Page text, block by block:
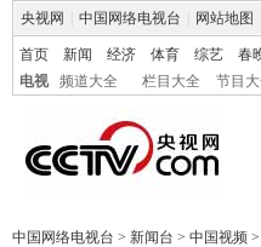
央视网 中国网络电视台 网站地图
首页 新闻 经济 体育 综艺 春
电视
频道大全 栏目大全 节目
中国网络电视台 > 新闻台 > 中国视频 >